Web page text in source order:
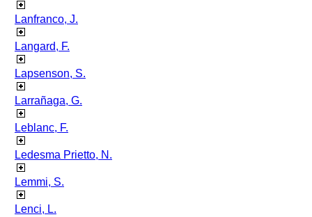
Lanfranco, J.
Langard, F.
Lapsenson, S.
Larrañaga, G.
Leblanc, F.
Ledesma Prietto, N.
Lemmi, S.
Lenci, L.